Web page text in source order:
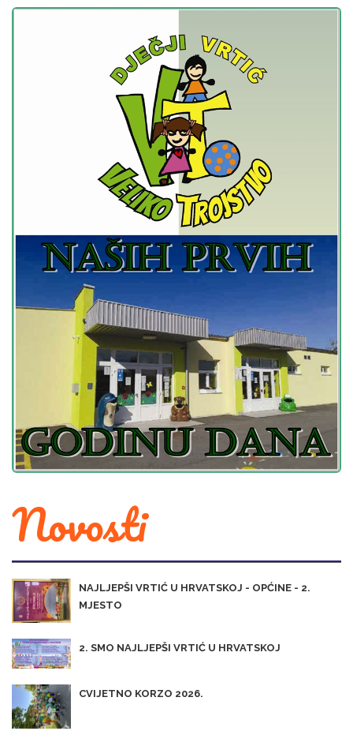
Novosti
NAJLJEPŠI VRTIĆ U HRVATSKOJ - OPĆINE - 2.
MJESTO
2. SMO NAJLJEPŠI VRTIĆ U HRVATSKOJ
CVIJETNO KORZO 2026.